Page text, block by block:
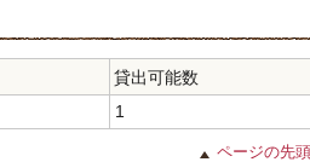
貸出可能数
1
ページの先